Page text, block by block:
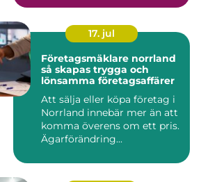
17. jul
Företagsmäklare norrland
så skapas trygga och
lönsamma företagsaffärer
Att sälja eller köpa företag i
Norrland innebär mer än att
komma överens om ett pris.
Ägarförändring...